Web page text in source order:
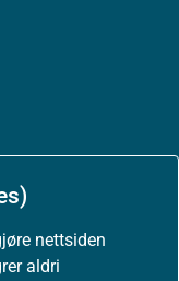
nettsiden
aldri